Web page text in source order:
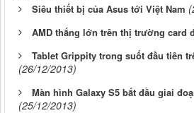
Siêu thiết bị của Asus tới Việt Nam
AMD thắng lớn trên thị trường card
Tablet Grippity trong suốt đầu tiên
(26/12/2013)
Màn hình Galaxy S5 bắt đầu giai
(25/12/2013)